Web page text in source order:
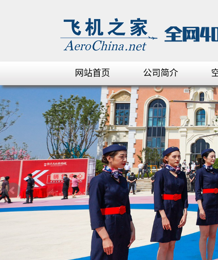
网站首页 公司简介